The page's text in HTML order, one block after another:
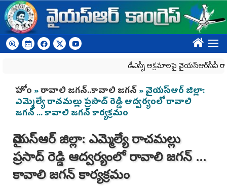
Skip to main content
????
డీఎస్సీ అక్రమాలపై వైయ‌స్ఆర్‌సీపీ
You are here
హోం »రావాలి జగన్‌..కావాలి జగన్‌» వైయస్‌ఆర్‌ జిల్లా:
ఎమ్మెల్యే రాచమల్లు ప్రసాద్ రెడ్డి ఆద్వర్యంలో రావాలి
జగన్ ... కావాలి జగన్ కార్యక్రమం
వైయస్‌ఆర్‌ జిల్లా: ఎమ్మెల్యే రాచమల్లు
ప్రసాద్ రెడ్డి ఆద్వర్యంలో రావాలి జగన్ ...
కావాలి జగన్ కార్యక్రమం